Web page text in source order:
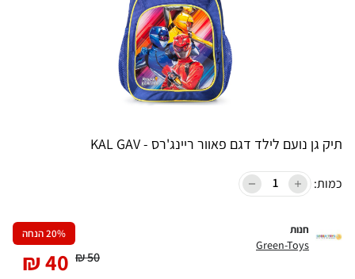
תיק גן נועם לילד דגם פאוור ריינג'רס - KAL GAV
כמות:
חנות
Green-Toys
20% הנחה
50
₪
40
₪